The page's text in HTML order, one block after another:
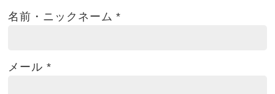
名前・ニックネーム*
メール*